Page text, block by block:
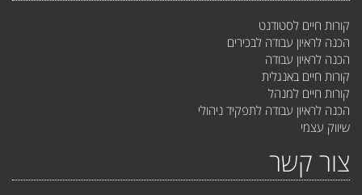
קורות חיים לסטודנט
הכנה לראיון עבודה לבכירים
הכנה לראיון עבודה
קורות חיים באנגלית
קורות חיים למנהל
הכנה לראיון עבודה לתפקיד ניהולי
שיווק עצמי
צור קשר